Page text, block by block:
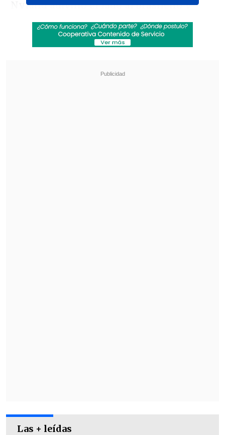
Nyland adivinó el lado al brasileño y
#MundialEnDSPORTS
#FIFAWorldCup
Las + leídas